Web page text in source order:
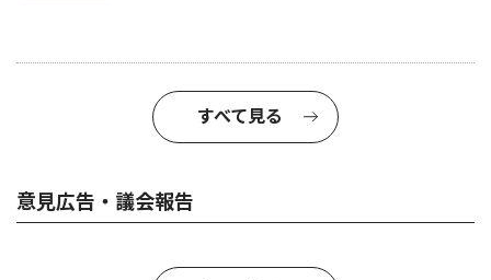
すべて見る
意見広告・議会報告